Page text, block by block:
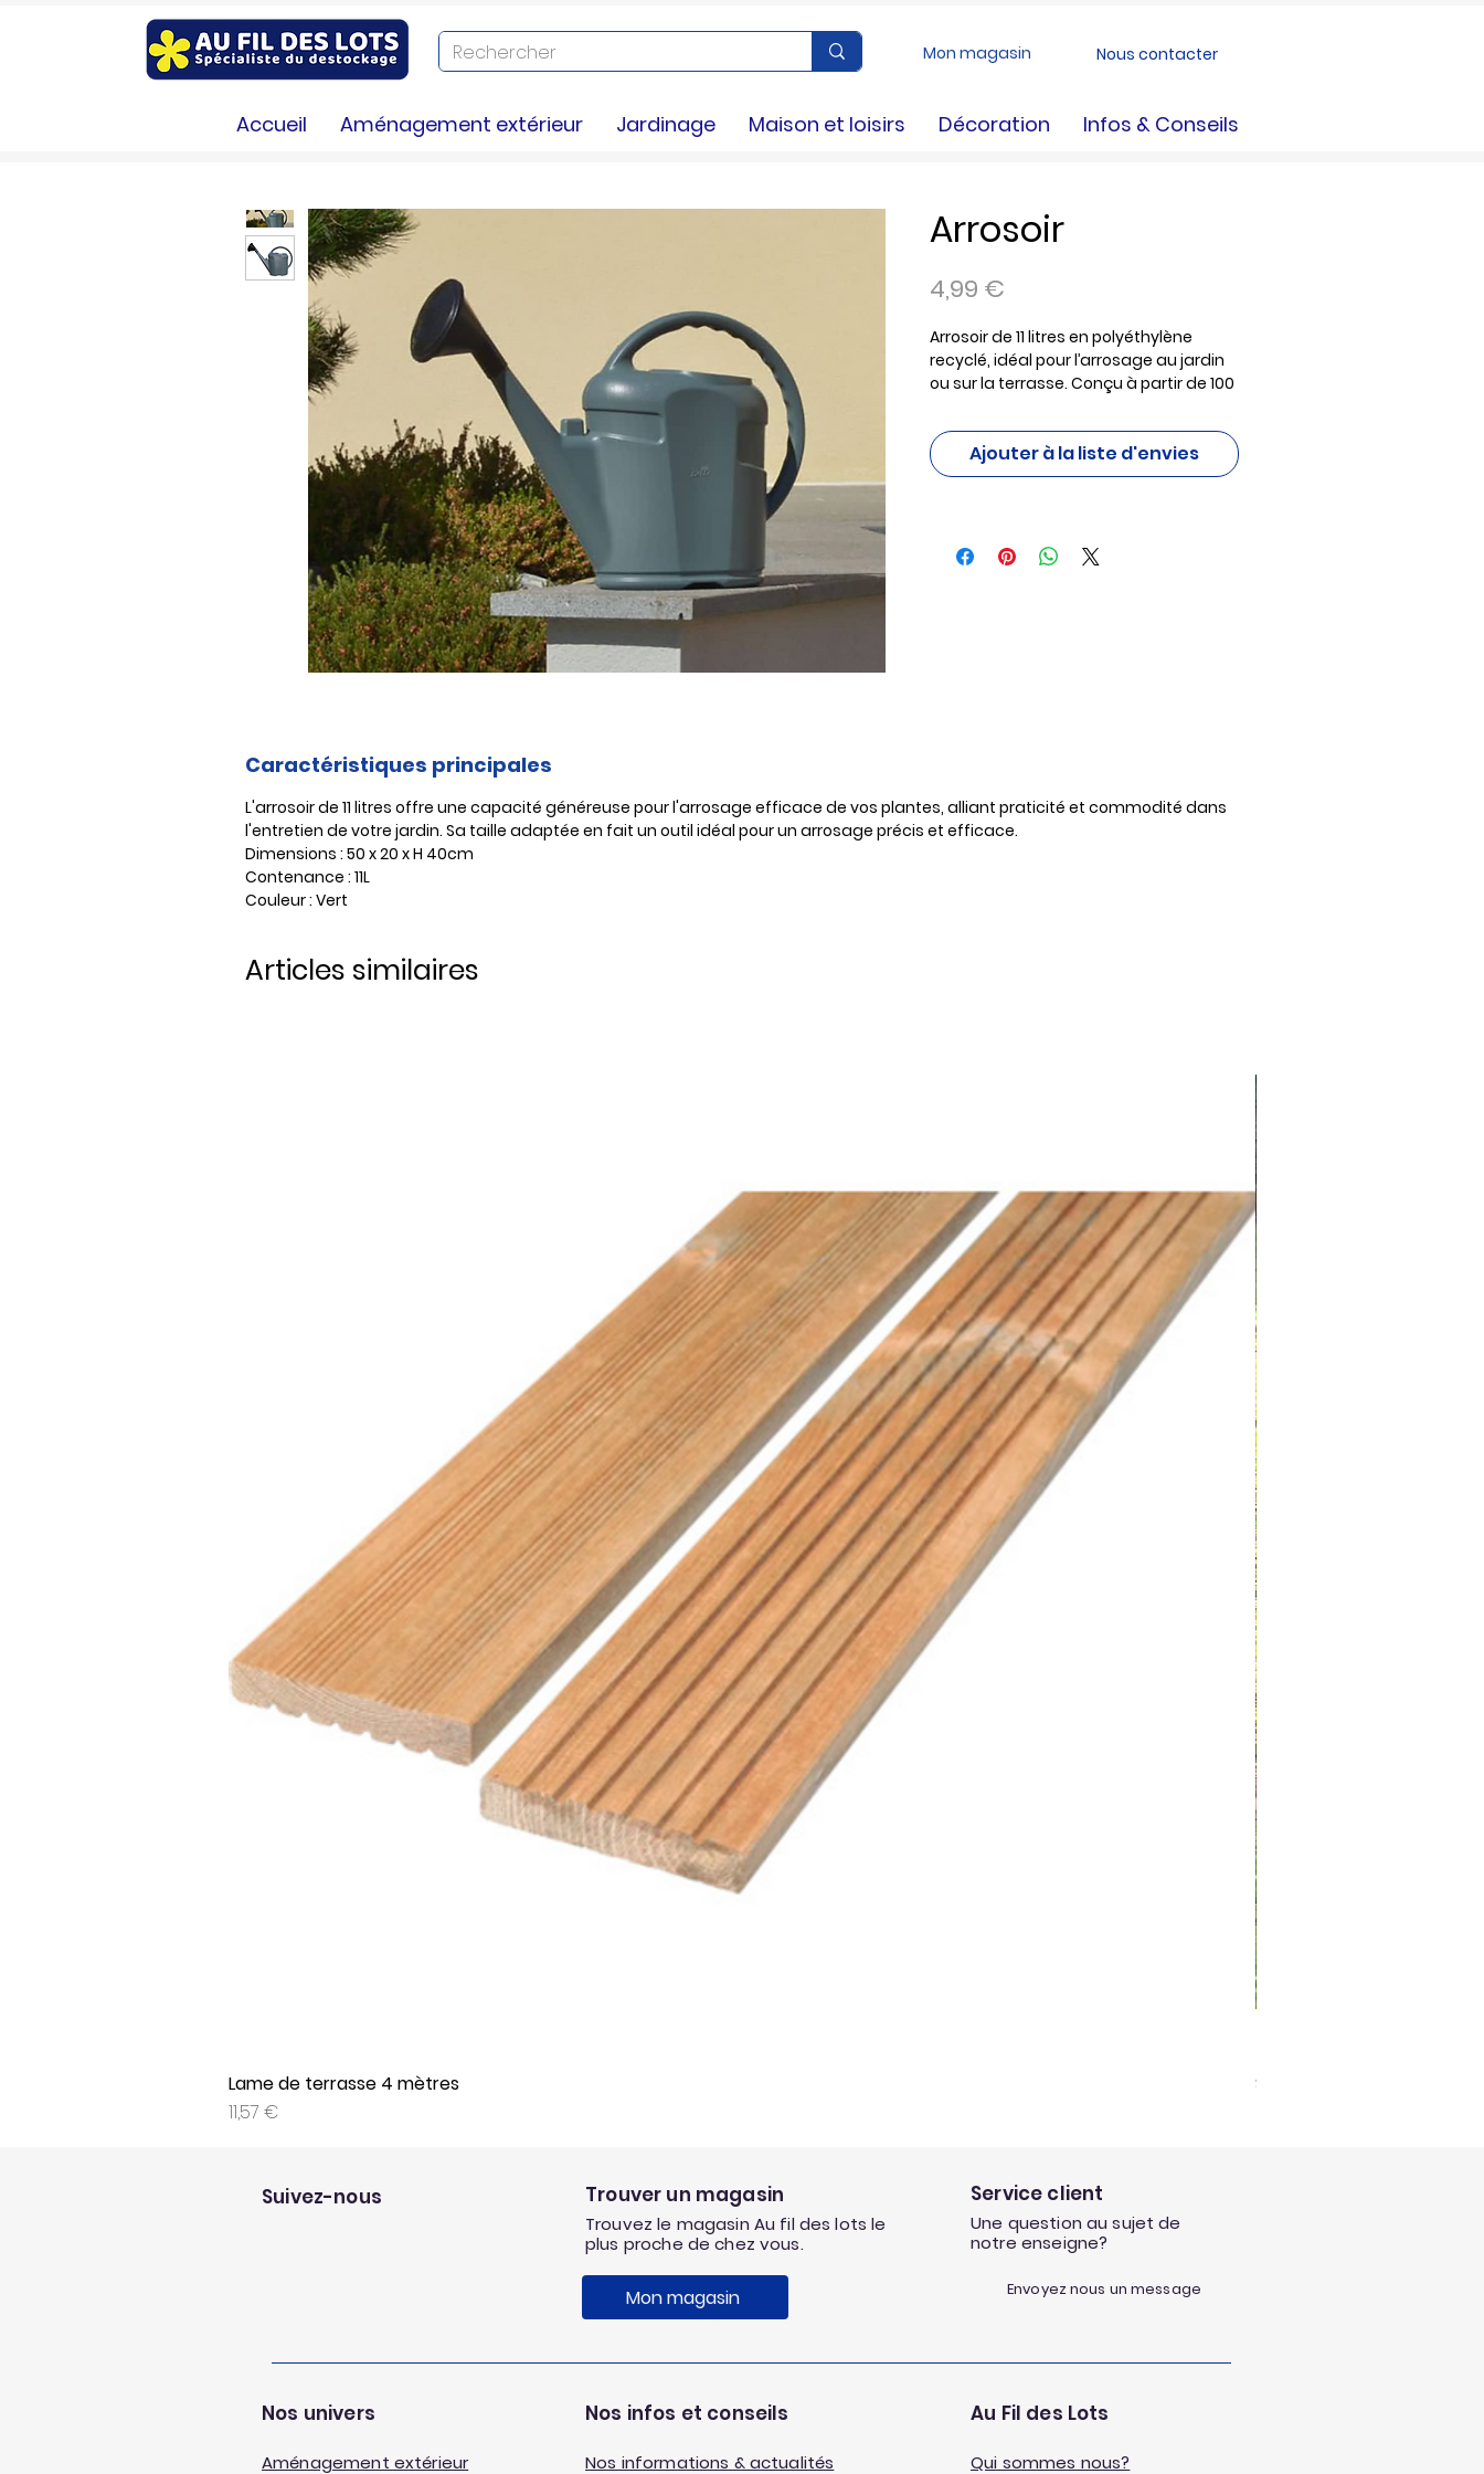
Mon magasin Nous contacter
Accueil Aménagement extérieur Jardinage Maison et loisirs Décoration Infos & Conseils
Arrosoir
4,99 €
Arrosoir de 11 litres en polyéthylène
recyclé, idéal pour l’arrosage au jardin
ou sur la terrasse. Conçu à partir de 100
robustesse et engagement
écologique. Équipé d’une pomme pour
un arrosage doux et précis, il mesure 50
Référence: 3700242109253
Ajouter à la liste d'envies
Caractéristiques principales
L'arrosoir de 11 litres offre une capacité généreuse pour l'arrosage efficace de vos plantes, alliant praticité et commodité dans
l'entretien de votre jardin. Sa taille adaptée en fait un outil idéal pour un arrosage précis et efficace.
Dimensions : 50 x 20 x H 40cm
Contenance : 11L
Couleur : Vert
Articles similaires
Lame de terrasse 4 mètres
Prix
11,57 €
Set de 3 jeux plein air
Suivez-nous Trouver un magasin
Trouvez le magasin Au fil des lots le
plus proche de chez vous.
Mon magasin
Service client
Une question au sujet de
notre enseigne?
Envoyez nous un message
Nos univers
Aménagement extérieur
Nos infos et conseils
Nos informations & actualités
Au Fil des Lots
Qui sommes nous?